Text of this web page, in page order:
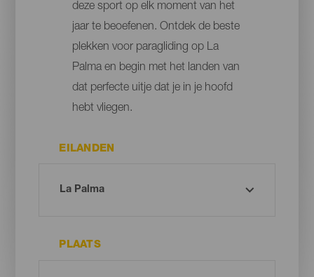
deze sport op elk moment van het
jaar te beoefenen. Ontdek de beste
plekken voor paragliding op La
Palma en begin met het landen van
dat perfecte uitje dat je in je hoofd
hebt vliegen.
EILANDEN
PLAATS